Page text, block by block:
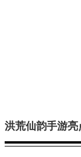
洪荒仙韵手游亮